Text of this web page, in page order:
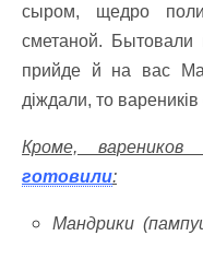
сыром, щедро
сметаной. Бытовали
прийде й на вас
діждали, то
Кроме,
готовили:
Мандрики